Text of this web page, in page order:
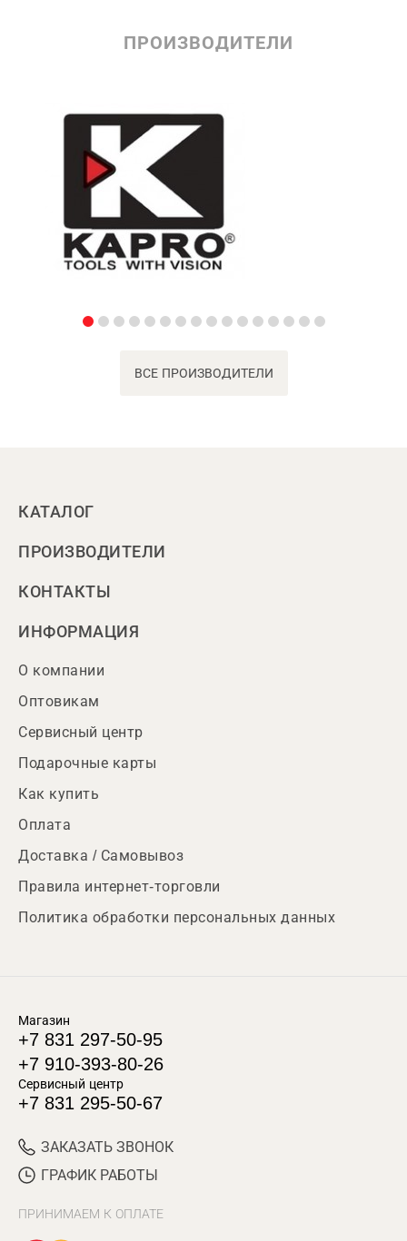
ПРОИЗВОДИТЕЛИ
ВСЕ ПРОИЗВОДИТЕЛИ
КАТАЛОГ
ПРОИЗВОДИТЕЛИ
КОНТАКТЫ
ИНФОРМАЦИЯ
О компании
Оптовикам
Сервисный центр
Подарочные карты
Как купить
Оплата
Доставка / Самовывоз
Правила интернет-торговли
Политика обработки персональных данных
Магазин
+7 831 297-50-95
+7 910-393-80-26
Сервисный центр
+7 831 295-50-67
ЗАКАЗАТЬ ЗВОНОК
ГРАФИК РАБОТЫ
ПРИНИМАЕМ К ОПЛАТЕ